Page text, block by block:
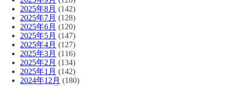
2025年8月 (142)
2025年7月 (128)
2025年6月 (120)
2025年5月 (147)
2025年4月 (127)
2025年3月 (116)
2025年2月 (134)
2025年1月 (142)
2024年12月 (180)